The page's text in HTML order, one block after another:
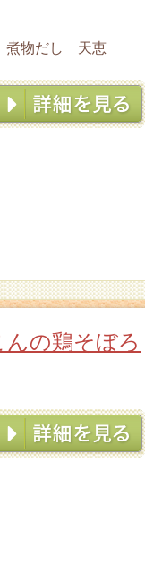
物だし 天恵
の鶏そぼろ